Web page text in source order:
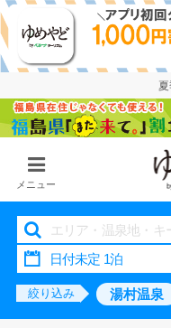
メニュー
絞り込み 湯村温泉